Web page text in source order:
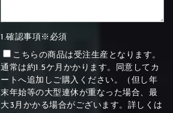
1.確認事項※必須
こちらの商品は受注生産となります。
通常は約1.5ケ月かかります。同意してカ
ートへ追加しご購入ください。（但し年
末年始等の大型連休が重なった場合、最
大3月かかる場合がございます。詳しくは